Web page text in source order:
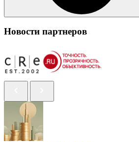
Новости партнеров